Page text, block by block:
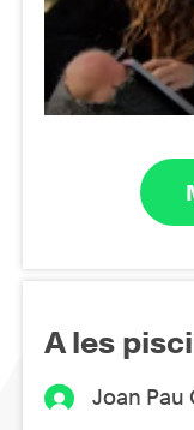
A les
Joan Pau